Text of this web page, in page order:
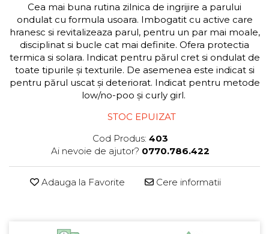
Cea mai buna rutina zilnica de ingrijire a parului
ondulat cu formula usoara. Imbogatit cu active care
hranesc si revitalizeaza parul, pentru un par mai moale,
disciplinat si bucle cat mai definite. Ofera protectia
termica si solara. Indicat pentru părul cret si ondulat de
toate tipurile și texturile. De asemenea este indicat si
pentru părul uscat și deteriorat. Indicat pentru metode
low/no-poo și curly girl.
STOC EPUIZAT
Cod Produs: 403
Ai nevoie de ajutor? 0770.786.422
Adauga la Favorite Cere informatii